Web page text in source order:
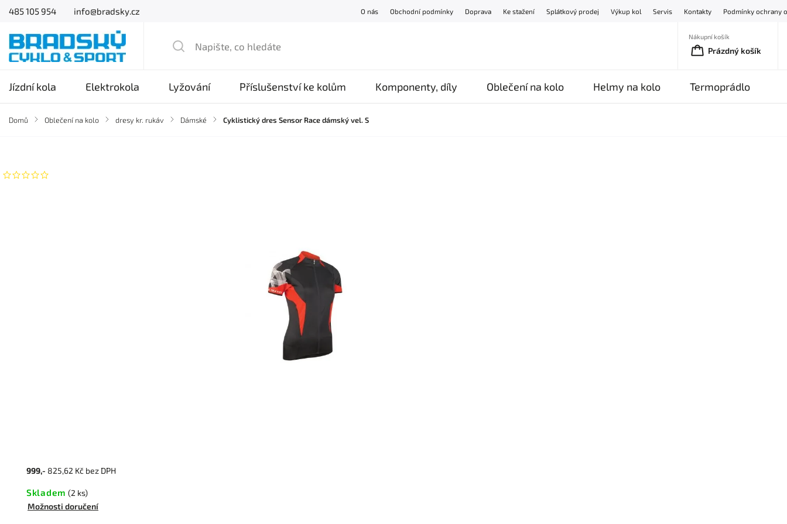
485 105 954 info@bradsky.cz O nás Obchodní podmínky Doprava Ke stažení Splátkový prodej Výkup kol Servis Kontakty Podmínky ochrany
Nákupní košík
Prázdný košík
Jízdní kola Elektrokola Lyžování Příslušenství ke kolům Komponenty, díly Oblečení na kolo Helmy na kolo Termoprádlo
Domů / Oblečení na kolo / dresy kr. rukáv / Dámské / Cyklistický dres Sensor Race dámský vel. S
999,- 825,62 Kč bez DPH
Skladem (2 ks)
Možnosti doručení